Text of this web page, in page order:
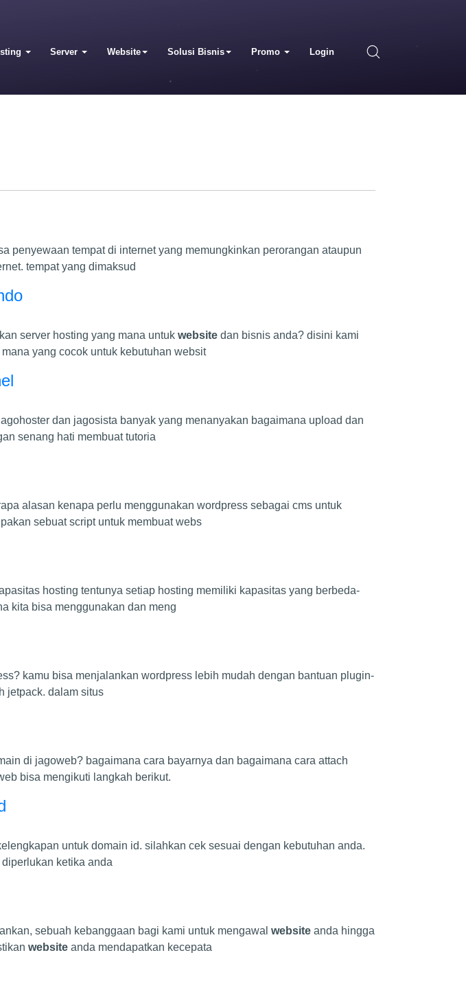
Server Website Solusi Bisnis Promo Login
penyewaan tempat di internet yang memungkinkan perorangan ataupun
tempat yang dimaksud
server hosting yang mana untuk website dan bisnis anda? disini kami
yang cocok untuk kebutuhan websit
dan jagosista banyak yang menanyakan bagaimana upload dan
senang hati membuat tutoria
alasan kenapa perlu menggunakan wordpress sebagai cms untuk
sebuat script untuk membuat webs
hosting tentunya setiap hosting memiliki kapasitas yang berbeda-
kita bisa menggunakan dan meng
kamu bisa menjalankan wordpress lebih mudah dengan bantuan plugin-
jetpack. dalam situs
di jagoweb? bagaimana cara bayarnya dan bagaimana cara attach
bisa mengikuti langkah berikut.
untuk domain id. silahkan cek sesuai dengan kebutuhan anda.
ketika anda
sebuah kebanggaan bagi kami untuk mengawal website anda hingga
website anda mendapatkan kecepata